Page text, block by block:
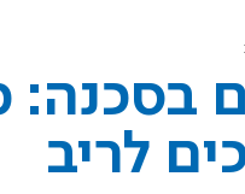
בסכנה:
לריב